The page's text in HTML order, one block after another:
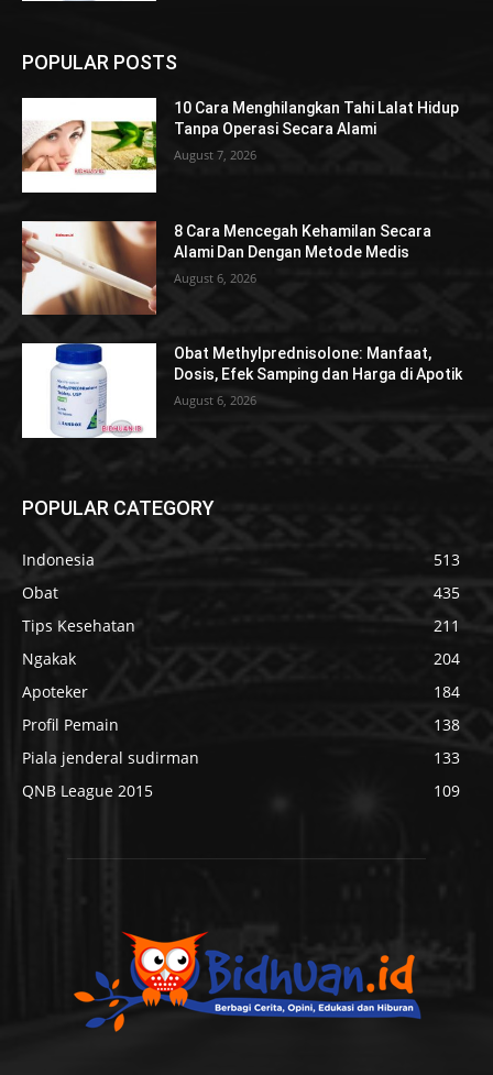
POPULAR POSTS
10 Cara Menghilangkan Tahi Lalat Hidup
Tanpa Operasi Secara Alami
August 7, 2026
8 Cara Mencegah Kehamilan Secara
Alami Dan Dengan Metode Medis
August 6, 2026
Obat Methylprednisolone: Manfaat,
Dosis, Efek Samping dan Harga di Apotik
August 6, 2026
POPULAR CATEGORY
Indonesia
513
Obat
435
Tips Kesehatan
211
Ngakak
204
Apoteker
184
Profil Pemain
138
Piala jenderal sudirman
133
QNB League 2015
109